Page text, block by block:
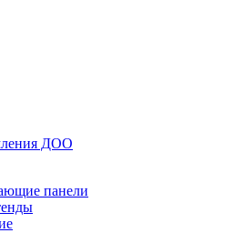
ДОО
панели